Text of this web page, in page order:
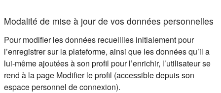
Modalité de mise à jour de vos données personnelles
Pour modifier les données recueillies initialement pour
l’enregistrer sur la plateforme, ainsi que les données qu’il a
lui-même ajoutées à son profil pour l’enrichir, l’utilisateur se
rend à la page Modifier le profil (accessible depuis son
espace personnel de connexion).